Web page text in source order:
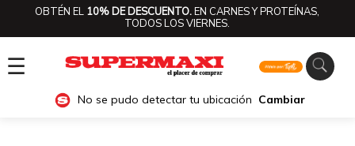
OBTÉN EL 10% DE DESCUENTO.EN CARNES Y PROTEÍNAS,
TODOS LOS VIERNES.
☰
No se pudo detectar tu ubicación Cambiar